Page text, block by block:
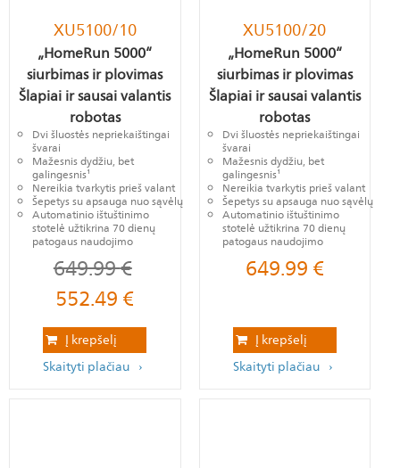
XU5100/10
„HomeRun 5000“
siurbimas ir plovimas
Šlapiai ir sausai valantis
robotas
Dvi šluostės nepriekaištingai
švarai
Mažesnis dydžiu, bet
galingesnis¹
Nereikia tvarkytis prieš valant
Šepetys su apsauga nuo sąvėlų
Automatinio ištuštinimo
stotelė užtikrina 70 dienų
patogaus naudojimo
649.99€
552.49€
Į krepšelį
Skaityti plačiau
XU5100/20
„HomeRun 5000“
siurbimas ir plovimas
Šlapiai ir sausai valantis
robotas
Dvi šluostės nepriekaištingai
švarai
Mažesnis dydžiu, bet
galingesnis¹
Nereikia tvarkytis prieš valant
Šepetys su apsauga nuo sąvėlų
Automatinio ištuštinimo
stotelė užtikrina 70 dienų
patogaus naudojimo
649.99€
Į krepšelį
Skaityti plačiau